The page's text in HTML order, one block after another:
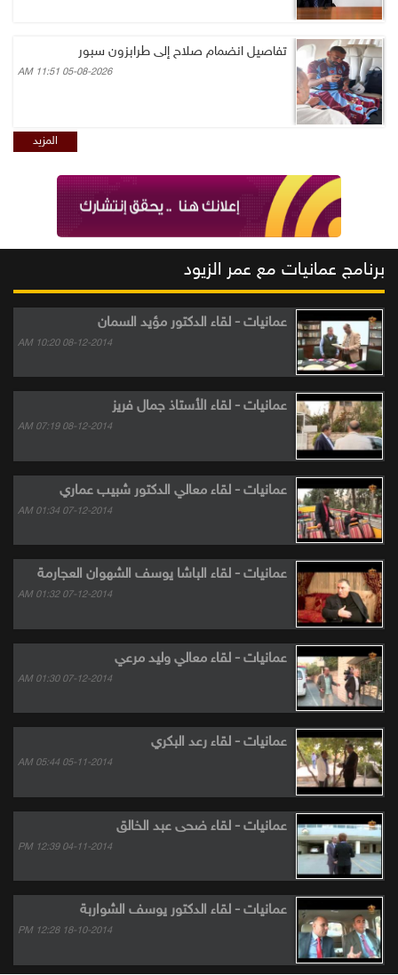
تفاصيل انضمام صلاح إلى طرابزون سبور
05-08-2026 11:51 AM
المزيد
برنامج عمانيات مع عمر الزيود
عمانيات - لقاء الدكتور مؤيد السمان
08-12-2014 10:20 AM
عمانيات - لقاء الأستاذ جمال فريز
08-12-2014 07:19 AM
عمانيات - لقاء معالي الدكتور شبيب عماري
07-12-2014 01:34 AM
عمانيات - لقاء الباشا يوسف الشهوان العجارمة
07-12-2014 01:32 AM
عمانيات - لقاء معالي وليد مرعي
07-12-2014 01:30 AM
عمانيات - لقاء رعد البكري
05-11-2014 05:44 AM
عمانيات - لقاء ضحى عبد الخالق
04-11-2014 12:39 PM
عمانيات - لقاء الدكتور يوسف الشواربة
18-10-2014 12:28 PM